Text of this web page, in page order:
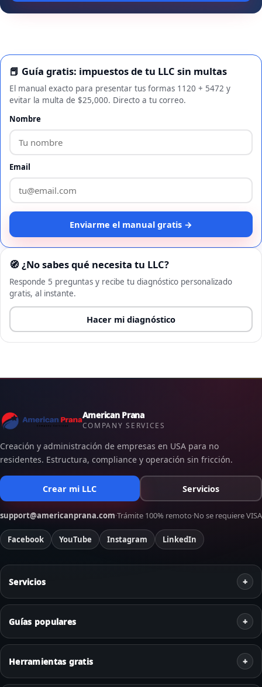
📕 Guía gratis: impuestos de tu LLC sin multas
El manual exacto para presentar tus formas 1120 + 5472 y
evitar la multa de $25,000. Directo a tu correo.
Nombre
Email
Enviarme el manual gratis →
🧭 ¿No sabes qué necesita tu LLC?
Responde 5 preguntas y recibe tu diagnóstico personalizado
gratis, al instante.
Hacer mi diagnóstico
American Prana
COMPANY SERVICES
Creación y administración de empresas en USA para no
residentes. Estructura, compliance y operación sin fricción.
Crear mi LLC Servicios
support@americanprana.com·Trámite 100% remoto·No se requiere VISA
Facebook YouTube Instagram LinkedIn
Servicios
Guías populares
Herramientas gratis